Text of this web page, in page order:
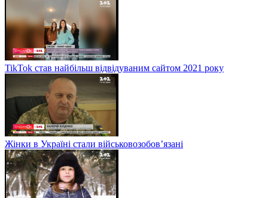
TikTok став найбільш відвідуваним сайтом 2021 року
Жінки в Україні стали військовозобов’язані